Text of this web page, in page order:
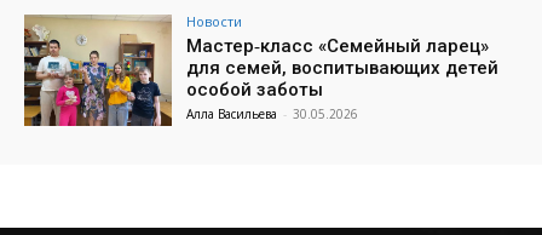
Новости
Мастер‑класс «Семейный ларец»
для семей, воспитывающих детей
особой заботы
Алла Васильева - 30.05.2026